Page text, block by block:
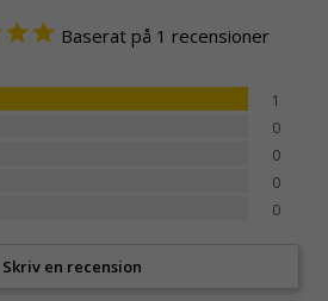
Baserat på 1 recensioner
1
0
0
0
0
Skriv en recension